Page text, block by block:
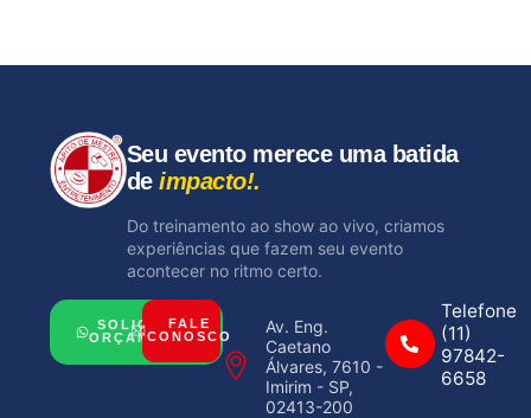
Seu evento merece uma batida
deimpacto!.
Do treinamento ao show ao vivo, criamos
experiências que fazem seu evento
acontecer no ritmo certo.
SOLICITAR
ORÇAMENTO
FALE
CONOSCO
Av. Eng.
Caetano
Álvares, 7610 -
Imirim - SP,
02413-200
Telefone
(11)
97842-
6658